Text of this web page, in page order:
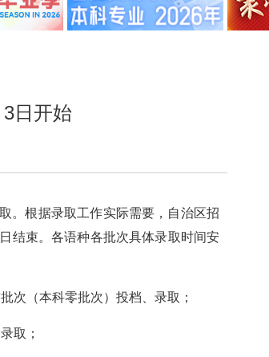
日开始
。根据录取工作实际需要，自治区招
结束。各语种各批次具体录取时间安
次（本科零批次）投档、录取；
取；